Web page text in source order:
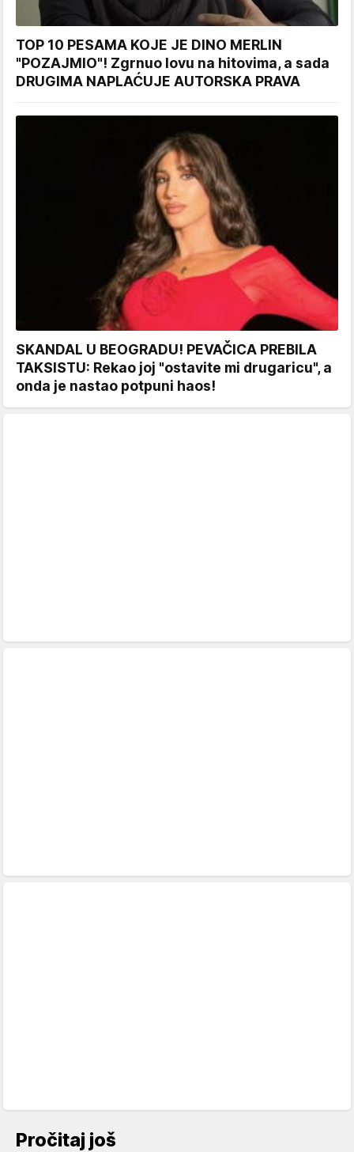
TOP 10 PESAMA KOJE JE DINO MERLIN
"POZAJMIO"! Zgrnuo lovu na hitovima, a sada
DRUGIMA NAPLAĆUJE AUTORSKA PRAVA
SKANDAL U BEOGRADU! PEVAČICA PREBILA
TAKSISTU: Rekao joj "ostavite mi drugaricu", a
onda je nastao potpuni haos!
Pročitaj još